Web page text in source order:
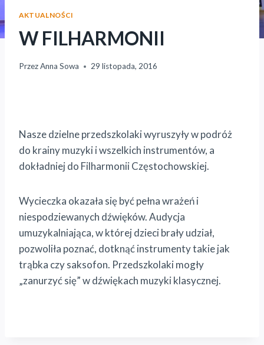
AKTUALNOŚCI
W FILHARMONII
PrzezAnna Sowa 29 listopada, 2016
Nasze dzielne przedszkolaki wyruszyły w podróż
do krainy muzyki i wszelkich instrumentów, a
dokładniej do Filharmonii Częstochowskiej.
Wycieczka okazała się być pełna wrażeń i
niespodziewanych dźwięków. Audycja
umuzykalniająca, w której dzieci brały udział,
pozwoliła poznać, dotknąć instrumenty takie jak
trąbka czy saksofon. Przedszkolaki mogły
„zanurzyć się” w dźwiękach muzyki klasycznej.